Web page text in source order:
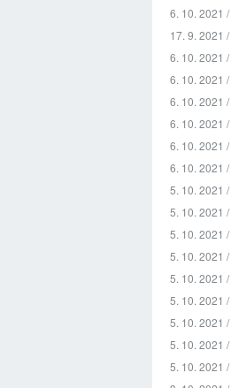
6. 10. 2021 /
17. 9. 2021 /
6. 10. 2021 /
6. 10. 2021 /
6. 10. 2021 /
6. 10. 2021 /
6. 10. 2021 /
6. 10. 2021 /
5. 10. 2021 /
5. 10. 2021 /
5. 10. 2021 /
5. 10. 2021 /
5. 10. 2021 /
5. 10. 2021 /
5. 10. 2021 /
5. 10. 2021 /
5. 10. 2021 /